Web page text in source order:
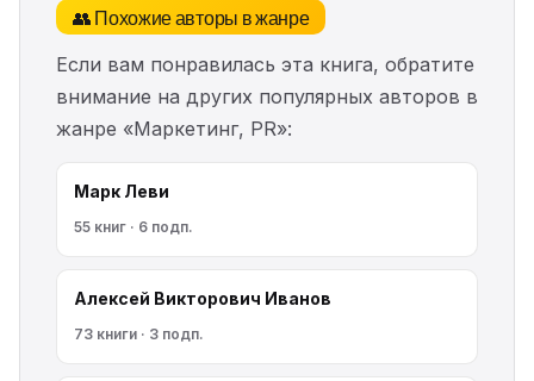
👥 Похожие авторы в жанре
Если вам понравилась эта книга, обратите
внимание на других популярных авторов в
жанре «Маркетинг, PR»:
Марк Леви
55 книг · 6 подп.
Алексей Викторович Иванов
73 книги · 3 подп.